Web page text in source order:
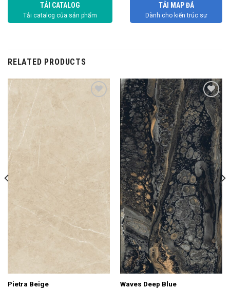
TẢI CATALOG
Tải catalog của sản phẩm
TẢI MAP ĐÁ
Dành cho kiến trúc sư
RELATED PRODUCTS
Pietra Beige
Add to
wishlist
Waves Deep Blue